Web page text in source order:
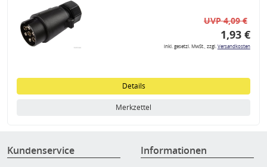
UVP 4,09 €
1,93 €
inkl. gesetzl. MwSt., zzgl.Versandkosten
Details
Merkzettel
Kundenservice Informationen